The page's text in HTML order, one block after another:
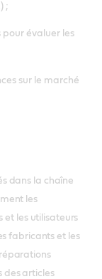
;
évaluer les
sur le marché
dans la chaîne
les
et les utilisateurs
fabricants et les
des articles